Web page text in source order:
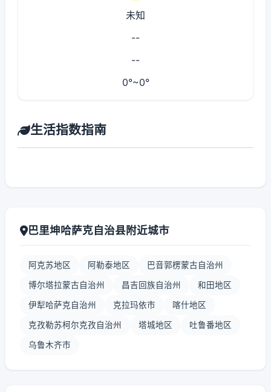
未知
--
--
0°~0°
生活指数指南
巴里坤哈萨克自治县附近城市
阿克苏地区 阿勒泰地区 巴音郭楞蒙古自治州
博尔塔拉蒙古自治州 昌吉回族自治州 和田地区
伊犁哈萨克自治州 克拉玛依市 喀什地区
克孜勒苏柯尔克孜自治州 塔城地区 吐鲁番地区
乌鲁木齐市